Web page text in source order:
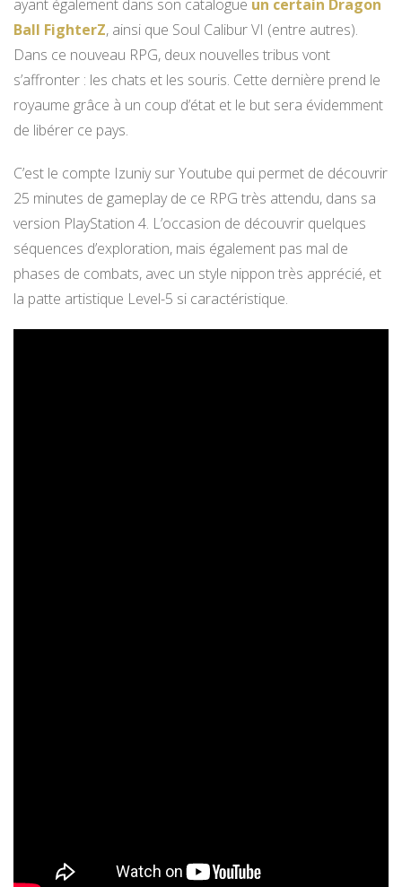
ayant également dans son catalogue un certain Dragon
Ball FighterZ, ainsi que Soul Calibur VI (entre autres).
Dans ce nouveau RPG, deux nouvelles tribus vont
s’affronter : les chats et les souris. Cette dernière prend le
royaume grâce à un coup d’état et le but sera évidemment
de libérer ce pays.
C’est le compte Izuniy sur Youtube qui permet de découvrir
25 minutes de gameplay de ce RPG très attendu, dans sa
version PlayStation 4. L’occasion de découvrir quelques
séquences d’exploration, mais également pas mal de
phases de combats, avec un style nippon très apprécié, et
la patte artistique Level-5 si caractéristique.